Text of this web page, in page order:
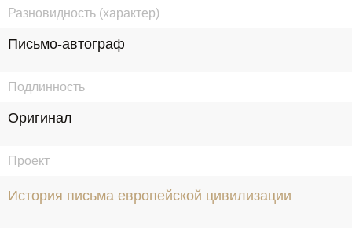
Разновидность (характер)
Письмо-автограф
Подлинность
Оригинал
Проект
История письма европейской цивилизации